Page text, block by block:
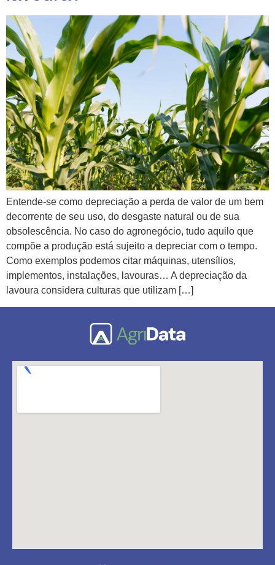
Entende-se como depreciação a perda de valor de um bem
decorrente de seu uso, do desgaste natural ou de sua
obsolescência. No caso do agronegócio, tudo aquilo que
compõe a produção está sujeito a depreciar com o tempo.
Como exemplos podemos citar máquinas, utensílios,
implementos, instalações, lavouras… A depreciação da
lavoura considera culturas que utilizam […]